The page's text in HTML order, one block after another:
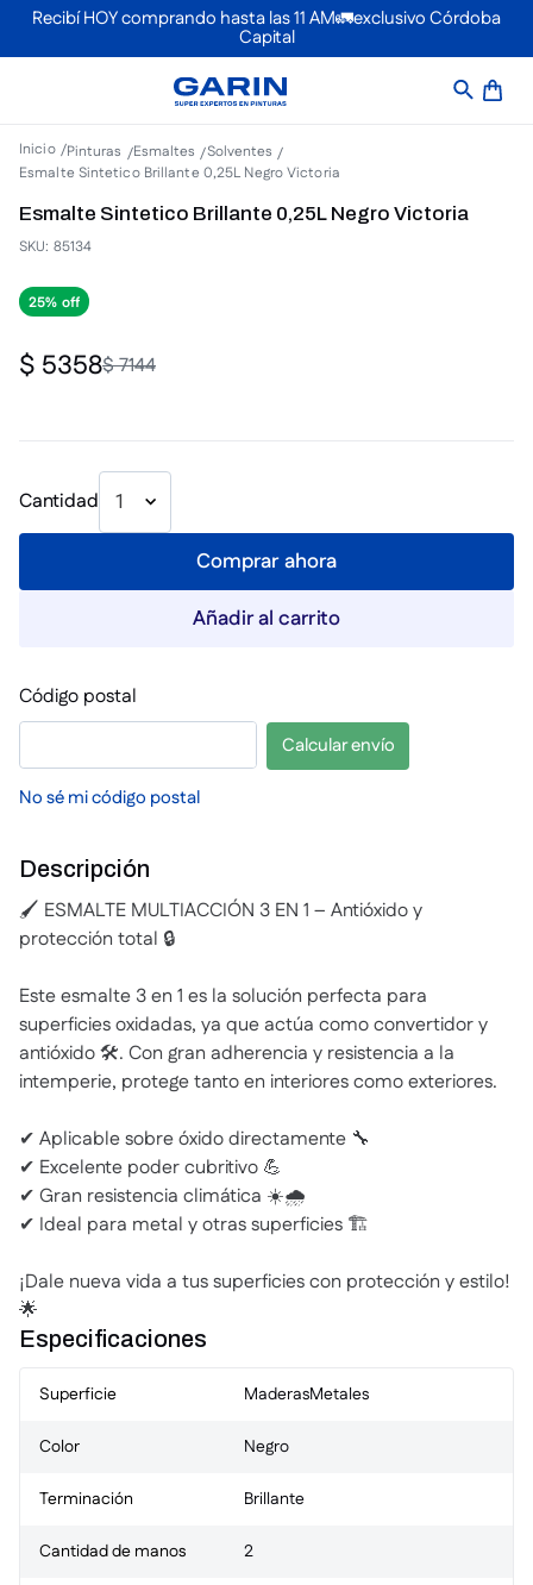
Recibí HOY comprando hasta las 11 AM🚛exclusivo Córdoba
Capital
Pinturas Esmaltes
Solventes
Esmalte Sintetico Brillante 0,25L Negro Victoria
Esmalte Sintetico Brillante 0,25L Negro Victoria
SKU: 85134
25%
$7144
$ 5358
Cantidad 1
Comprar ahora
Añadir al carrito
Código postal
No sé mi código postal
Calcular envío
Descripción
🖌️ ESMALTE MULTIACCIÓN 3 EN 1 – Antióxido y
protección total 🔒
Este esmalte 3 en 1 es la solución perfecta para
superficies oxidadas, ya que actúa como convertidor y
antióxido 🛠️. Con gran adherencia y resistencia a la
intemperie, protege tanto en interiores como exteriores.
✔ Aplicable sobre óxido directamente 🔧
✔ Excelente poder cubritivo 💪
✔ Gran resistencia climática ☀️🌧️
✔ Ideal para metal y otras superficies 🏗️
¡Dale nueva vida a tus superficies con protección y estilo!
🌟
Especificaciones
Superficie MaderasMetales
Color Negro
Terminación Brillante
Cantidad de manos 2